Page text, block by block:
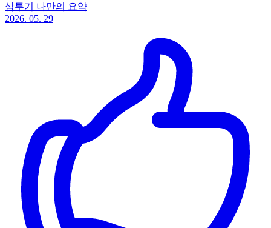
삼투기 나만의 요약
2026. 05. 29